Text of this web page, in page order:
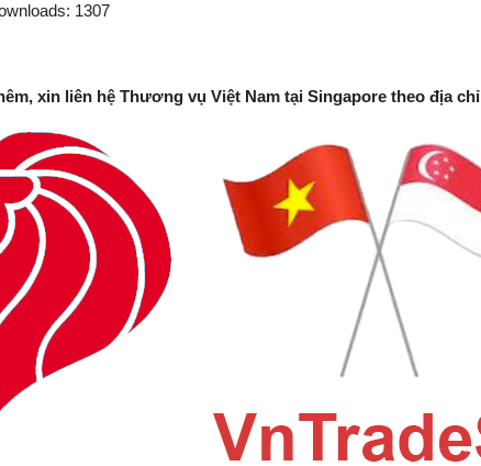
1307
xin liên hệ Thương vụ Việt Nam tại Singapore theo địa chỉ